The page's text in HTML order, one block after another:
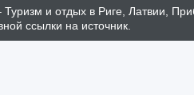
и отдых в Риге, Латвии,
ссылки на источник.